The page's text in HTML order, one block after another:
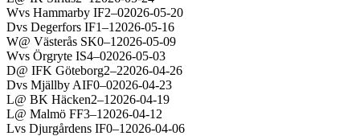
Wvs Hammarby IF2–02026-05-20
Dvs Degerfors IF1–1 2026-05-16
W@ Västerås SK0–1 2026-05-09
Wvs Örgryte IS4–02026-05-03
D@ IFK Göteborg2–22026-04-26
Dvs Mjällby AIF0–02026-04-23
L@ BK Häcken2–1 2026-04-19
L@ Malmö FF3–1 2026-04-12
Lvs Djurgårdens IF0–1 2026-04-06